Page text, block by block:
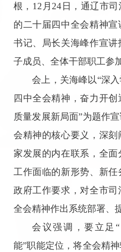
根，12月24日，通辽市
的二十届四中全会精神宣
书记、局长关海峰作宣
子成员、全体干部职工参
会上，关海峰以“深
四中全会精神，奋力开
质量发展新局面”为题作
会精神的核心要义，深
家发展的内在联系，全
工作面临的新形势、新
政府工作要求，对全市
全会精神作出系统部署、
会议强调，要立足
能”职能定位，将全会精